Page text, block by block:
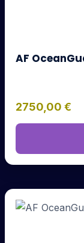
AF
2750,00 €